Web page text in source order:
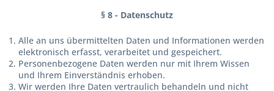
§ 8 - Datenschutz
Alle an uns übermittelten Daten und Informationen werden
elektronisch erfasst, verarbeitet und gespeichert.
Personenbezogene Daten werden nur mit Ihrem Wissen
und Ihrem Einverständnis erhoben.
Wir werden Ihre Daten vertraulich behandeln und nicht